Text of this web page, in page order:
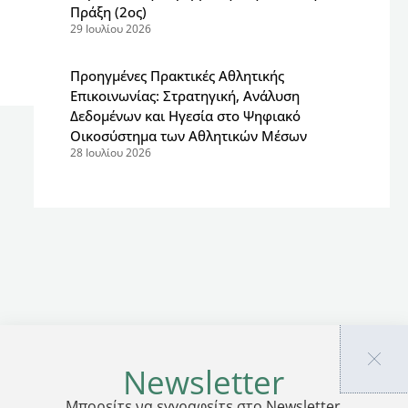
Πράξη (2ος)
29 Ιουλίου 2026
Προηγμένες Πρακτικές Αθλητικής
Επικοινωνίας: Στρατηγική, Ανάλυση
Δεδομένων και Ηγεσία στο Ψηφιακό
Οικοσύστημα των Αθλητικών Μέσων
28 Ιουλίου 2026
Newsletter